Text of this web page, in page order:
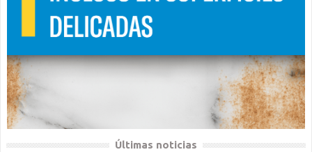
Últimas noticias